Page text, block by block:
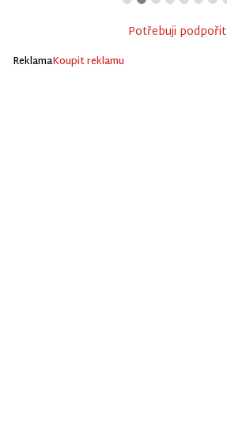
Potřebuji podpořit
ReklamaKoupit reklamu